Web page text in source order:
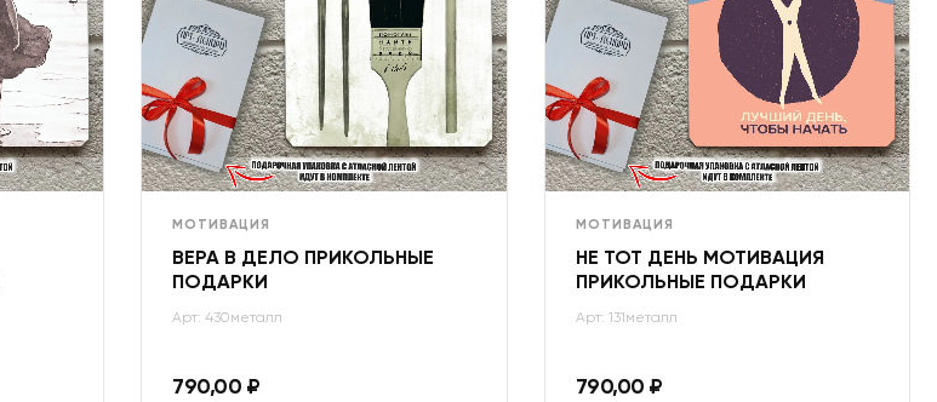
МОТИВАЦИЯ
ВЕРА В ДЕЛО ПРИКОЛЬНЫЕ
ПОДАРКИ
Арт: 430металл
790,00 ₽
МОТИВАЦИЯ
НЕ ТОТ ДЕНЬ МОТИВАЦИЯ
ПРИКОЛЬНЫЕ ПОДАРКИ
Арт: 131металл
790,00 ₽